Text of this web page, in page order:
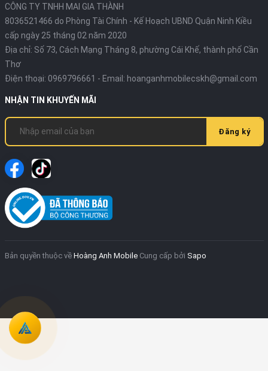
CÔNG TY TNHH MAI GIA THÀNH
8036521466 do Phòng Tài Chính - Kế Hoạch UBND Quận Ninh Kiều
cấp ngày 25 tháng 02 năm 2020
Địa chỉ: Số 73, Cách Mạng Tháng 8, phường Cái Khế, thành phố Cần
Thơ
Điện thoại: 0969796661 - Email: hoanganhmobilecskh@gmail.com
NHẬN TIN KHUYẾN MÃI
Đăng ký
Bản quyền thuộc về Hoàng Anh Mobile Cung cấp bởi Sapo